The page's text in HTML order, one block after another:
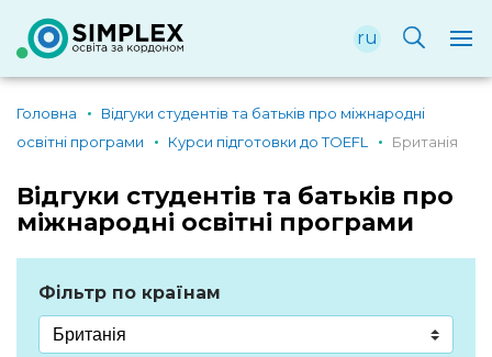
ru
Головна
Відгуки студентів та батьків про міжнародні
освітні програми
Курси підготовки до TOEFL Британія
Відгуки студентів та батьків про
міжнародні освітні програми
Фільтр по країнам